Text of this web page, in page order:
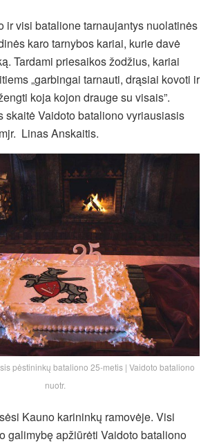
ir visi batalione tarnaujantys nuolatinės
karo tarnybos kariai, kurie davė
Tardami priesaikos žodžius, kariai
„garbingai tarnauti, drąsiai kovoti ir
koja kojon drauge su visais”.
skaitė Vaidoto bataliono vyriausiasis
Linas Anskaitis.
pėstininkų bataliono 25-metis | Vaidoto bataliono
nuotr.
Kauno karininkų ramovėje. Visi
galimybę apžiūrėti Vaidoto bataliono